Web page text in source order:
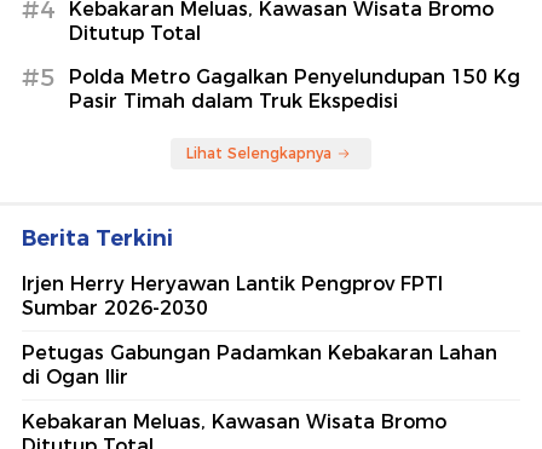
#4
Kebakaran Meluas, Kawasan Wisata Bromo
Ditutup Total
#5
Polda Metro Gagalkan Penyelundupan 150 Kg
Pasir Timah dalam Truk Ekspedisi
Lihat Selengkapnya
Berita Terkini
Irjen Herry Heryawan Lantik Pengprov FPTI
Sumbar 2026-2030
Petugas Gabungan Padamkan Kebakaran Lahan
di Ogan Ilir
Kebakaran Meluas, Kawasan Wisata Bromo